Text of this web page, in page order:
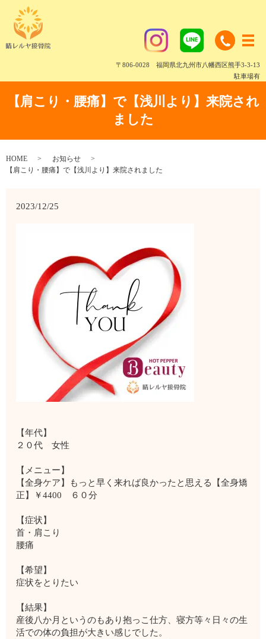
〒806-0028 福岡県北九州市八幡西区熊手3-3-13
駐車場有
【肩こり・腰痛】で【浅川より】来院され
ました
HOME
お知らせ
【肩こり・腰痛】で【浅川より】来院されました
2023/12/25
【年代】
２０代 女性
【メニュー】
【全身ケア】もっと早く来れば良かったと思える【全身矯
正】￥4400 ６０分
【症状】
首・肩こり
腰痛
【希望】
症状をとりたい
【結果】
産後八か月というのもあり抱っこ仕方、寝方等々日々の生
活での体の負担が大きい感じでした。